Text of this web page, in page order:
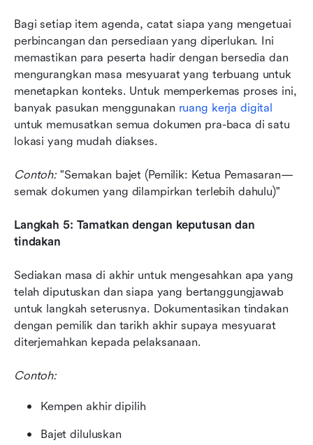
Bagi setiap item agenda, catat siapa yang mengetuai
perbincangan dan persediaan yang diperlukan. Ini
memastikan para peserta hadir dengan bersedia dan
mengurangkan masa mesyuarat yang terbuang untuk
menetapkan konteks. Untuk memperkemas proses ini,
banyak pasukan menggunakan ruang kerja digital
untuk memusatkan semua dokumen pra-baca di satu
lokasi yang mudah diakses.
Contoh: "Semakan bajet (Pemilik: Ketua Pemasaran—
semak dokumen yang dilampirkan terlebih dahulu)"
Langkah 5: Tamatkan dengan keputusan dan
tindakan
Sediakan masa di akhir untuk mengesahkan apa yang
telah diputuskan dan siapa yang bertanggungjawab
untuk langkah seterusnya. Dokumentasikan tindakan
dengan pemilik dan tarikh akhir supaya mesyuarat
diterjemahkan kepada pelaksanaan.
Contoh:
Kempen akhir dipilih
Bajet diluluskan